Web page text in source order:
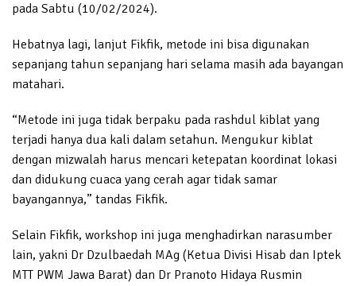
pada Sabtu (10/02/2024).
Hebatnya lagi, lanjut Fikfik, metode ini bisa digunakan
sepanjang tahun sepanjang hari selama masih ada bayangan
matahari.
“Metode ini juga tidak berpaku pada rashdul kiblat yang
terjadi hanya dua kali dalam setahun. Mengukur kiblat
dengan mizwalah harus mencari ketepatan koordinat lokasi
dan didukung cuaca yang cerah agar tidak samar
bayangannya,” tandas Fikfik.
Selain Fikfik, workshop ini juga menghadirkan narasumber
lain, yakni Dr Dzulbaedah MAg (Ketua Divisi Hisab dan Iptek
MTT PWM Jawa Barat) dan Dr Pranoto Hidaya Rusmin